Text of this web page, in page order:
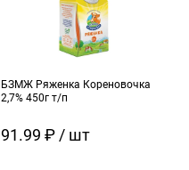
БЗМЖ Ряженка Кореновочка
2,7% 450г т/п
91.99 ₽ / шт